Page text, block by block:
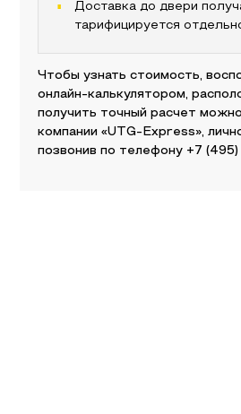
Доставка до двери
тарифицируется
Чтобы узнать стоимость,
онлайн-калькулятором,
получить точный расчет
компании «UTG-Express»,
позвонив по телефону +7